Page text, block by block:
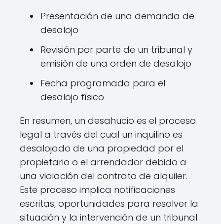
Presentación de una demanda de
desalojo
Revisión por parte de un tribunal y
emisión de una orden de desalojo
Fecha programada para el
desalojo físico
En resumen, un desahucio es el proceso
legal a través del cual un inquilino es
desalojado de una propiedad por el
propietario o el arrendador debido a
una violación del contrato de alquiler.
Este proceso implica notificaciones
escritas, oportunidades para resolver la
situación y la intervención de un tribunal